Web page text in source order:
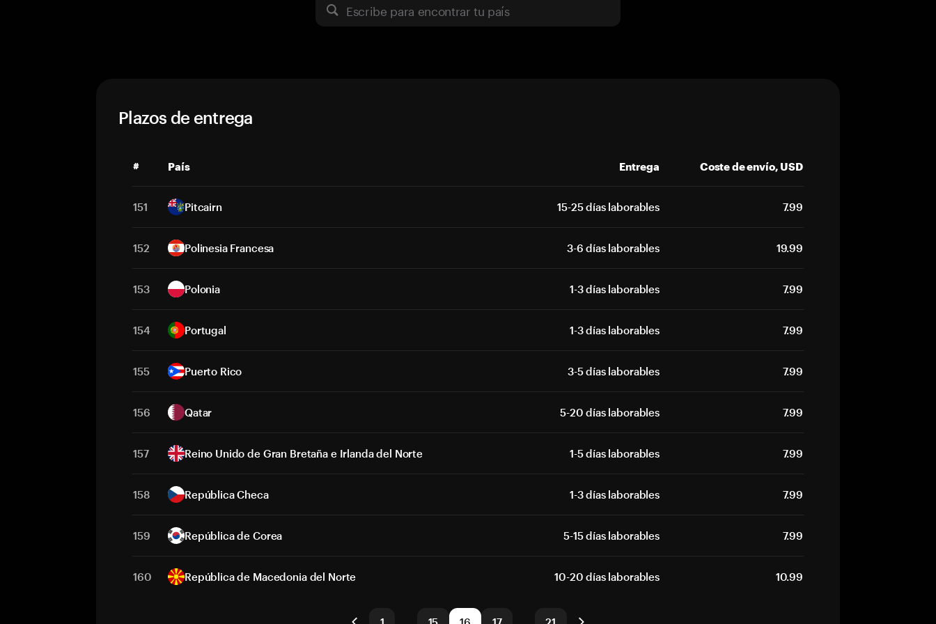
Escribe para encontrar tu país
Plazos de entrega
# País Entrega Coste de envío, USD
151 Pitcairn 15-25 días laborables 7.99
152 Polinesia Francesa 3-6 días laborables 19.99
153 Polonia 1-3 días laborables 7.99
154 Portugal 1-3 días laborables 7.99
155 Puerto Rico 3-5 días laborables 7.99
156 Qatar 5-20 días laborables 7.99
157 Reino Unido de Gran Bretaña e Irlanda del Norte 1-5 días laborables 7.99
158 República Checa 1-3 días laborables 7.99
159 República de Corea 5-15 días laborables 7.99
160 República de Macedonia del Norte 10-20 días laborables 10.99